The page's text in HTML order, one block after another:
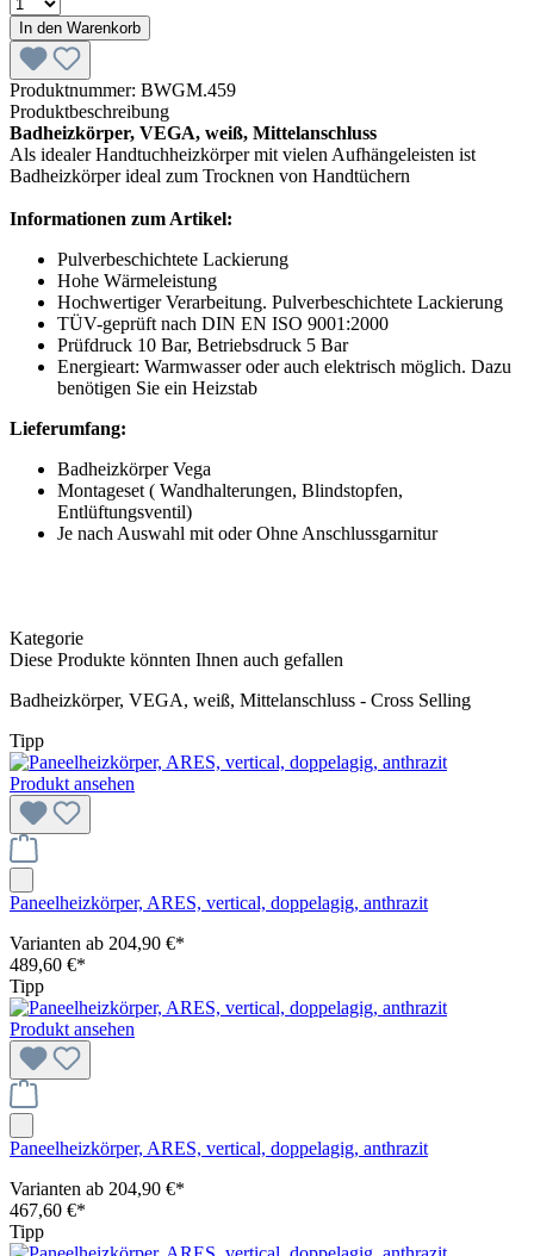
In den Warenkorb
Produktnummer: BWGM.459
Produktbeschreibung
Badheizkörper, VEGA, weiß, Mittelanschluss
Als idealer Handtuchheizkörper mit vielen Aufhängeleisten ist
Badheizkörper ideal zum Trocknen von Handtüchern
Informationen zum Artikel:
Pulverbeschichtete Lackierung
Hohe Wärmeleistung
Hochwertiger Verarbeitung. Pulverbeschichtete Lackierung
TÜV-geprüft nach DIN EN ISO 9001:2000
Prüfdruck 10 Bar, Betriebsdruck 5 Bar
Energieart: Warmwasser oder auch elektrisch möglich. Dazu
benötigen Sie ein Heizstab
Lieferumfang:
Badheizkörper Vega
Montageset ( Wandhalterungen, Blindstopfen,
Entlüftungsventil)
Je nach Auswahl mit oder Ohne Anschlussgarnitur
Kategorie
Diese Produkte könnten Ihnen auch gefallen
Badheizkörper, VEGA, weiß, Mittelanschluss - Cross Selling
Tipp
Produkt ansehen
Paneelheizkörper, ARES, vertical, doppelagig, anthrazit
Varianten ab 204,90 €*
489,60 €*
Tipp
Produkt ansehen
Paneelheizkörper, ARES, vertical, doppelagig, anthrazit
Varianten ab 204,90 €*
467,60 €*
Tipp